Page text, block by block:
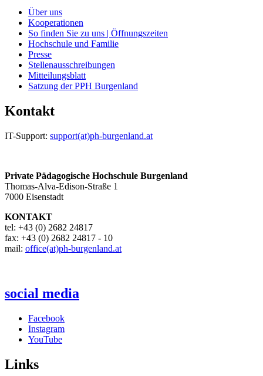
Über uns
Kooperationen
So finden Sie zu uns | Öffnungszeiten
Hochschule und Familie
Presse
Stellenausschreibungen
Mitteilungsblatt
Satzung der PPH Burgenland
Kontakt
IT-Support: support(at)ph-burgenland.at
Private Pädagogische Hochschule Burgenland
Thomas-Alva-Edison-Straße 1
7000 Eisenstadt
KONTAKT
tel: +43 (0) 2682 24817
fax: +43 (0) 2682 24817 - 10
mail: office(at)ph-burgenland.at
social media
Facebook
Instagram
YouTube
Links